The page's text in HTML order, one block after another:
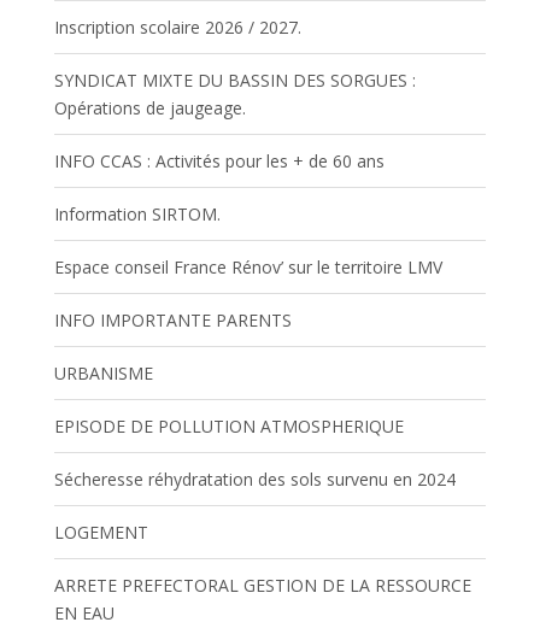
Inscription scolaire 2026 / 2027.
SYNDICAT MIXTE DU BASSIN DES SORGUES :
Opérations de jaugeage.
INFO CCAS : Activités pour les + de 60 ans
Information SIRTOM.
Espace conseil France Rénov’ sur le territoire LMV
INFO IMPORTANTE PARENTS
URBANISME
EPISODE DE POLLUTION ATMOSPHERIQUE
Sécheresse réhydratation des sols survenu en 2024
LOGEMENT
ARRETE PREFECTORAL GESTION DE LA RESSOURCE
EN EAU